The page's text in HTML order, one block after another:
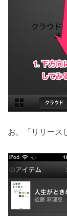
お。「リリース